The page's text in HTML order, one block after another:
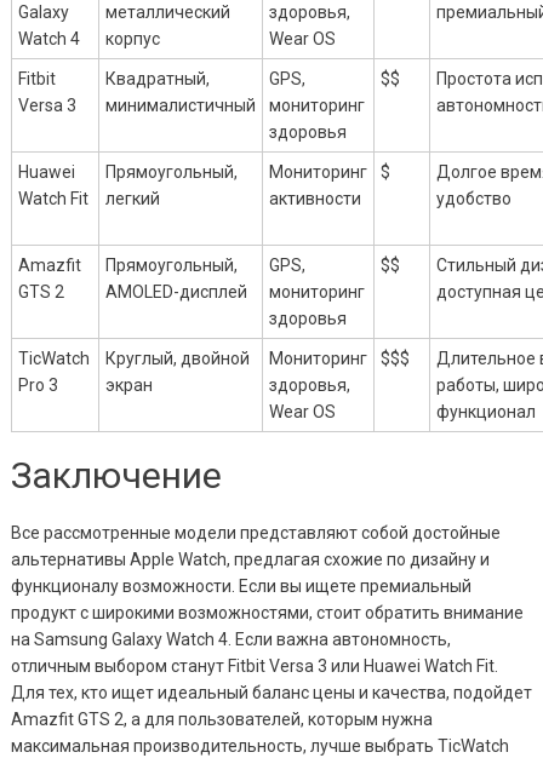
Galaxy
Watch 4
металлический
корпус
здоровья,
Wear OS
Fitbit
Versa 3
Квадратный,
минималистичный
GPS,
мониторинг
здоровья
$$
Простота
Huawei
Watch Fit
Прямоугольный,
легкий
Мониторинг
активности
$
Долгое
удобство
Amazfit
GTS 2
Прямоугольный,
AMOLED-дисплей
GPS,
мониторинг
здоровья
$$
Стильный
доступная
TicWatch
Pro 3
Круглый, двойной
экран
Мониторинг
здоровья,
Wear OS
$$$
Длительное
работы,
функционал
Заключение
Все рассмотренные модели представляют собой достойные
альтернативы Apple Watch, предлагая схожие по дизайну и
функционалу возможности. Если вы ищете премиальный
продукт с широкими возможностями, стоит обратить внимание
на Samsung Galaxy Watch 4. Если важна автономность,
отличным выбором станут Fitbit Versa 3 или Huawei Watch Fit.
Для тех, кто ищет идеальный баланс цены и качества, подойдет
Amazfit GTS 2, а для пользователей, которым нужна
максимальная производительность, лучше выбрать TicWatch